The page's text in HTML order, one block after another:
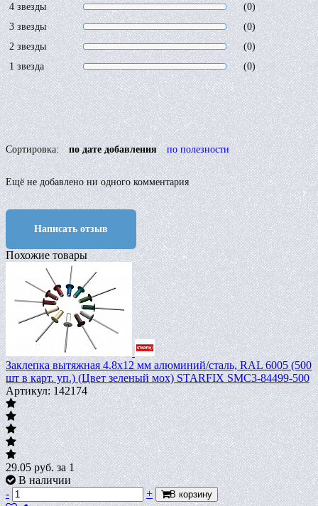
4 звезды
(0)
3 звезды
(0)
2 звезды
(0)
1 звезда
(0)
Сортировка: по дате добавления по полезности
Ещё не добавлено ни одного комментария
Написать отзыв
Похожие товары
Заклепка вытяжная 4.8х12 мм алюминий/сталь, RAL 6005 (500
шт в карт. уп.) (Цвет зеленый мох) STARFIX SMC3-84499-500
Артикул: 142174
29.05руб.за 1
В наличии
-
+ В корзину